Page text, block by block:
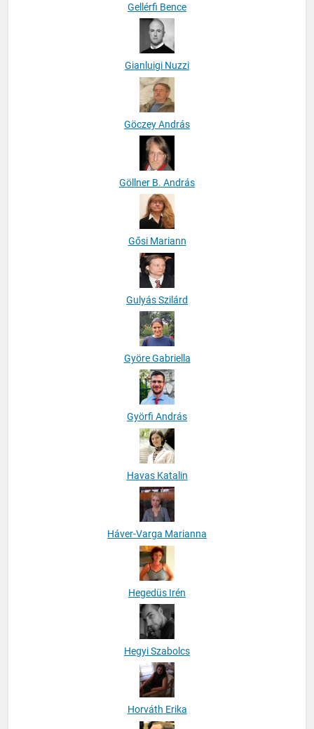
Gellérfi Bence
Gianluigi Nuzzi
Göczey András
Göllner B. András
Gősi Mariann
Gulyás Szilárd
Györe Gabriella
Györfi András
Havas Katalin
Háver-Varga Marianna
Hegedüs Irén
Hegyi Szabolcs
Horváth Erika